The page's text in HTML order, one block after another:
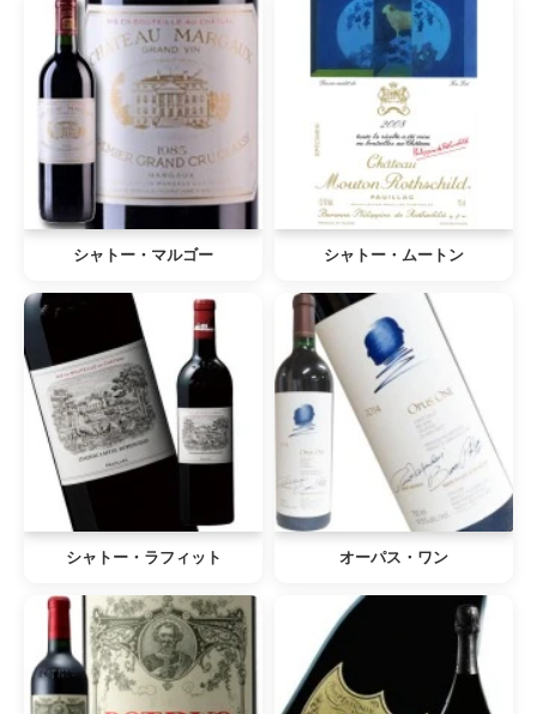
シャトー・マルゴー シャトー・ムートン
シャトー・ラフィット オーパス・ワン